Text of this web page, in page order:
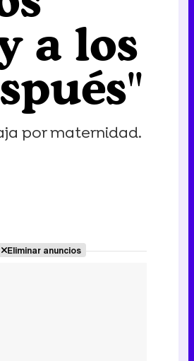
a los
por maternidad.
Eliminar anuncios